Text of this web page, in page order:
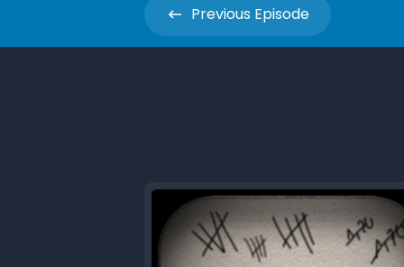
Previous Episode